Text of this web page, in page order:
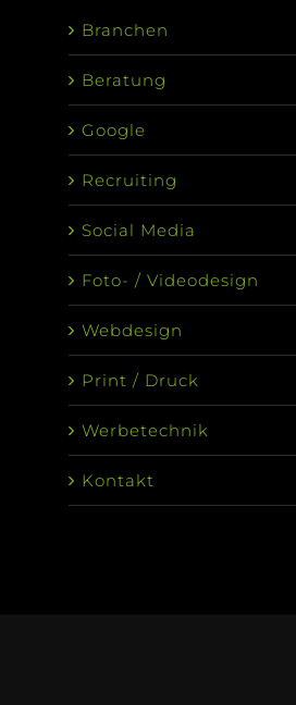
Branchen
Beratung
Google
Recruiting
Social Media
Foto- / Videodesign
Webdesign
Print / Druck
Werbetechnik
Kontakt